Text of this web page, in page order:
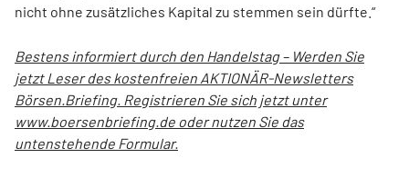
nicht ohne zusätzliches Kapital zu stemmen sein dürfte.“
Bestens informiert durch den Handelstag – Werden Sie
jetzt Leser des kostenfreien AKTIONÄR-Newsletters
Börsen.Briefing. Registrieren Sie sich jetzt unter
www.boersenbriefing.de oder nutzen Sie das
untenstehende Formular.